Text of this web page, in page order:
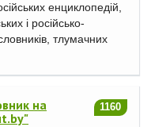
енциклопедій,
і російсько-
тлумачних
1160
на